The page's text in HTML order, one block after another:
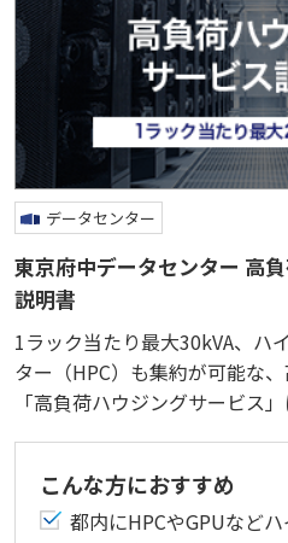
データセンター
東京府中データセンター 高
説明書
1ラック当たり最大30kVA、ハ
ター（HPC）も集約が可能な
「高負荷ハウジングサービス
こんな方におすすめ
都内にHPCやGPUなど